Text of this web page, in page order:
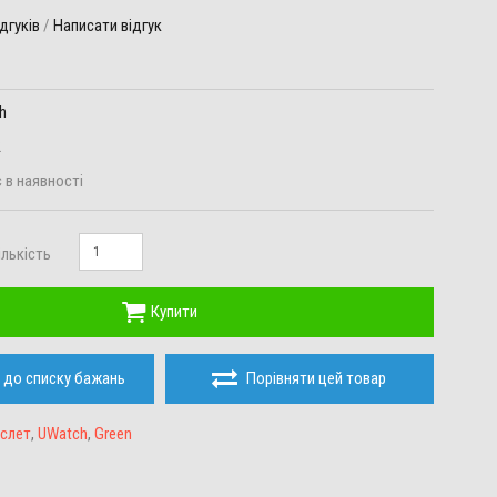
/ Написати відгук
наявності
Купити
списку бажань Порівняти цей товар
, UWatch, Green